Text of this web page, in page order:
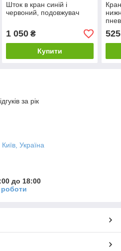
Шток в кран синій і
червоний, подовжувач
1 050₴
Купити
525
за рік
Україна
до 18:00
роботи